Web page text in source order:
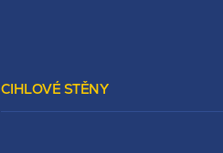
CIHLOVÉ STĚNY